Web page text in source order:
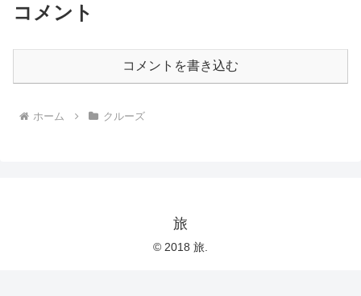
コメント
コメントを書き込む
ホーム クルーズ
旅
© 2018 旅.